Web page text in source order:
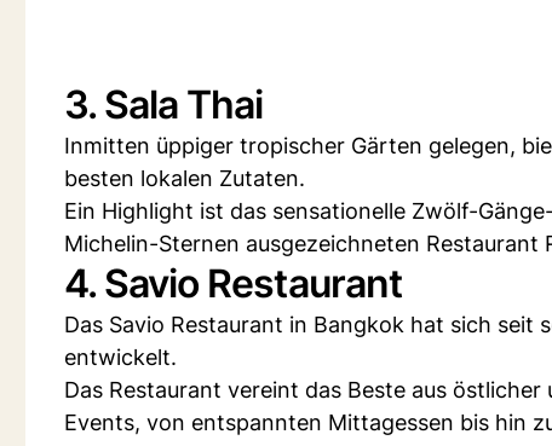
3. Sala Thai
Inmitten üppiger tropischer Gärten gelegen,
besten lokalen Zutaten.
Ein Highlight ist das sensationelle Zwölf-
Michelin-Sternen ausgezeichneten Restaurant
4. Savio Restaurant
Das Savio Restaurant in Bangkok hat sich
entwickelt.
Das Restaurant vereint das Beste aus
Events, von entspannten Mittagessen bis hin